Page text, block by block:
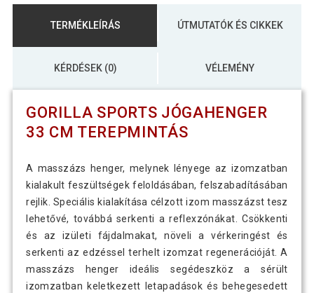
TERMÉKLEÍRÁS ÚTMUTATÓK ÉS CIKKEK
KÉRDÉSEK (0) VÉLEMÉNY
GORILLA SPORTS JÓGAHENGER
33 CM TEREPMINTÁS
A masszázs henger, melynek lényege az izomzatban
kialakult feszültségek feloldásában, felszabadításában
rejlik. Speciális kialakítása célzott izom masszázst tesz
lehetővé, továbbá serkenti a reflexzónákat. Csökkenti
és az izületi fájdalmakat, növeli a vérkeringést és
serkenti az edzéssel terhelt izomzat regenerációját. A
masszázs henger ideális segédeszköz a sérült
izomzatban keletkezett letapadások és behegesedett